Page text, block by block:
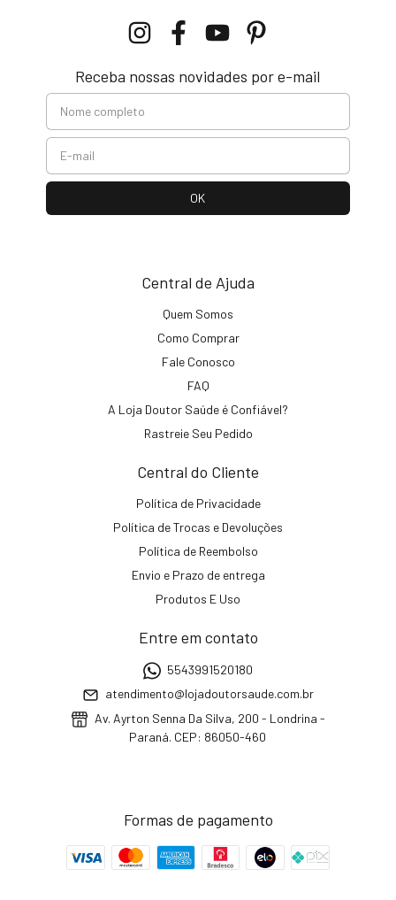
Receba nossas novidades por e-mail
Central de Ajuda
Quem Somos
Como Comprar
Fale Conosco
FAQ
A Loja Doutor Saúde é Confiável?
Rastreie Seu Pedido
Central do Cliente
Política de Privacidade
Política de Trocas e Devoluções
Política de Reembolso
Envio e Prazo de entrega
Produtos E Uso
Entre em contato
5543991520180
atendimento@lojadoutorsaude.com.br
Av. Ayrton Senna Da Silva, 200 - Londrina -
Paraná. CEP: 86050-460
Formas de pagamento